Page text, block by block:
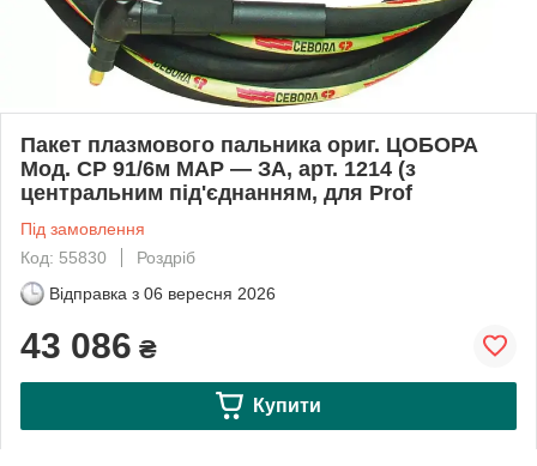
Пакет плазмового пальника ориг. ЦОБОРА
Мод. СР 91/6м МАР — ЗА, арт. 1214 (з
центральним під'єднанням, для Prof
Під замовлення
Код: 55830
Роздріб
Відправка з 06 вересня 2026
43 086 ₴
Купити